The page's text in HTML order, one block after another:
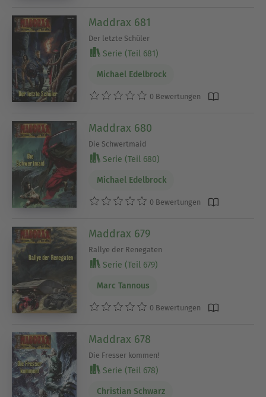
Maddrax 681
Der letzte Schüler
Serie (Teil 681)
Michael Edelbrock
0 Bewertungen
Maddrax 680
Die Schwertmaid
Serie (Teil 680)
Michael Edelbrock
0 Bewertungen
Maddrax 679
Rallye der Renegaten
Serie (Teil 679)
Marc Tannous
0 Bewertungen
Maddrax 678
Die Fresser kommen!
Serie (Teil 678)
Christian Schwarz